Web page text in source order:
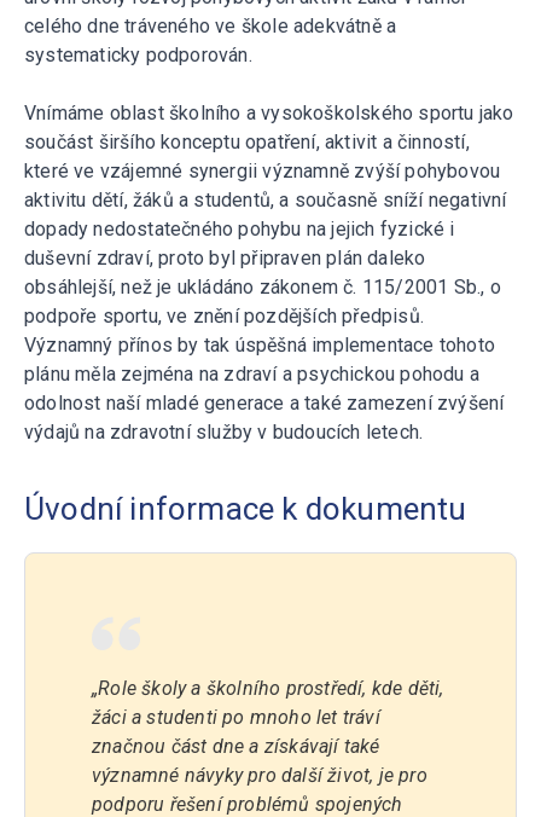
celého dne tráveného ve škole adekvátně a
systematicky podporován.
Vnímáme oblast školního a vysokoškolského sportu jako
součást širšího konceptu opatření, aktivit a činností,
které ve vzájemné synergii významně zvýší pohybovou
aktivitu dětí, žáků a studentů, a současně sníží negativní
dopady nedostatečného pohybu na jejich fyzické i
duševní zdraví, proto byl připraven plán daleko
obsáhlejší, než je ukládáno zákonem č. 115/2001 Sb., o
podpoře sportu, ve znění pozdějších předpisů.
Významný přínos by tak úspěšná implementace tohoto
plánu měla zejména na zdraví a psychickou pohodu a
odolnost naší mladé generace a také zamezení zvýšení
výdajů na zdravotní služby v budoucích letech.
Úvodní informace k dokumentu
„Role školy a školního prostředí, kde děti,
žáci a studenti po mnoho let tráví
značnou část dne a získávají také
významné návyky pro další život, je pro
podporu řešení problémů spojených